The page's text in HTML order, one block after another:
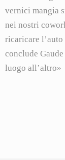
vernici mangia
nei nostri
ricaricare
conclude
luogo all’altro»